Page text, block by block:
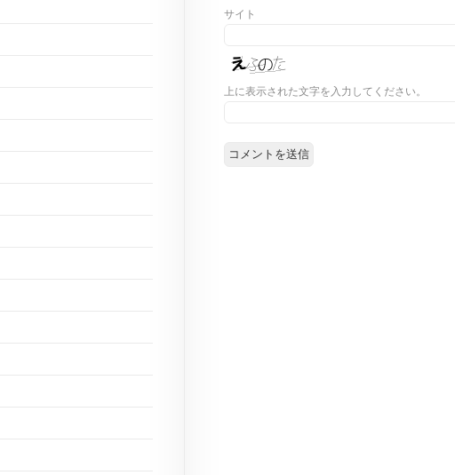
サイト
上に表示された文字を入力してください。